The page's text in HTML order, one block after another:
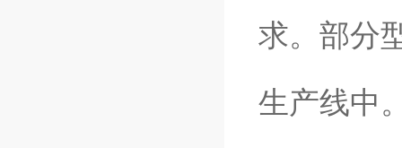
求。部分
生产线中